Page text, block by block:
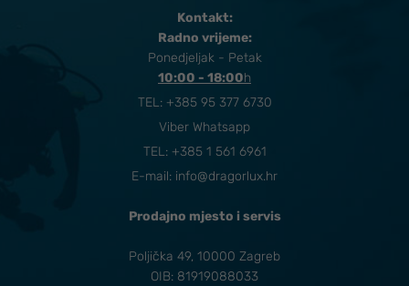
Kontakt:
Radno vrijeme:
Ponedjeljak - Petak
10:00 - 18:00​h
TEL: +385 95 377 6730
Viber Whatsapp
TEL: +385 1 561 6961
E-mail: info@dragorlux.hr
Prodajno mjesto i servis
Poljička 49, 10000 Zagreb
OIB: 81919088033